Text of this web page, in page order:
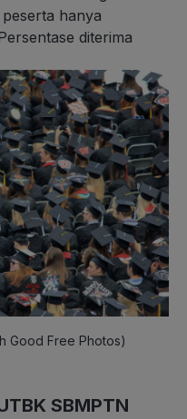
hanya
diterima
Good Free Photos)
SBMPTN